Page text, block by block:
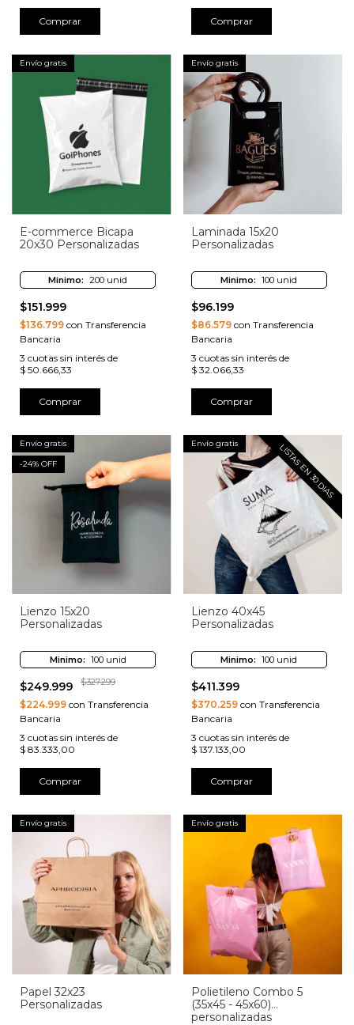
Comprar Comprar
Envío gratis
E-commerce Bicapa
20x30 Personalizadas
Minimo: 200 unid
$151.999
$136.799 con Transferencia
Bancaria
3 cuotas sin interés de
$ 50.666,33
Comprar
Envío gratis
Laminada 15x20
Personalizadas
Minimo: 100 unid
$96.199
$86.579con Transferencia
Bancaria
3 cuotas sin interés de
$ 32.066,33
Comprar
Envío gratis
-24% OFF
Lienzo 15x20
Personalizadas
Minimo: 100 unid
$249.999 $327.299
$224.999 con Transferencia
Bancaria
3 cuotas sin interés de
$ 83.333,00
Comprar
Envío gratis LISTAS EN 30 DIAS
Lienzo 40x45
Personalizadas
Minimo: 100 unid
$411.399
$370.259con Transferencia
Bancaria
3 cuotas sin interés de
$ 137.133,00
Comprar
Envío gratis
Papel 32x23
Personalizadas
Envío gratis
Polietileno Combo 5
(35x45 - 45x60)
personalizadas